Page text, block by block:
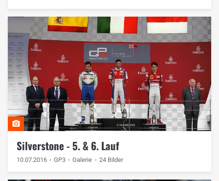
Silverstone - 5. & 6. Lauf
10.07.2016 GP3 Galerie 24 Bilder